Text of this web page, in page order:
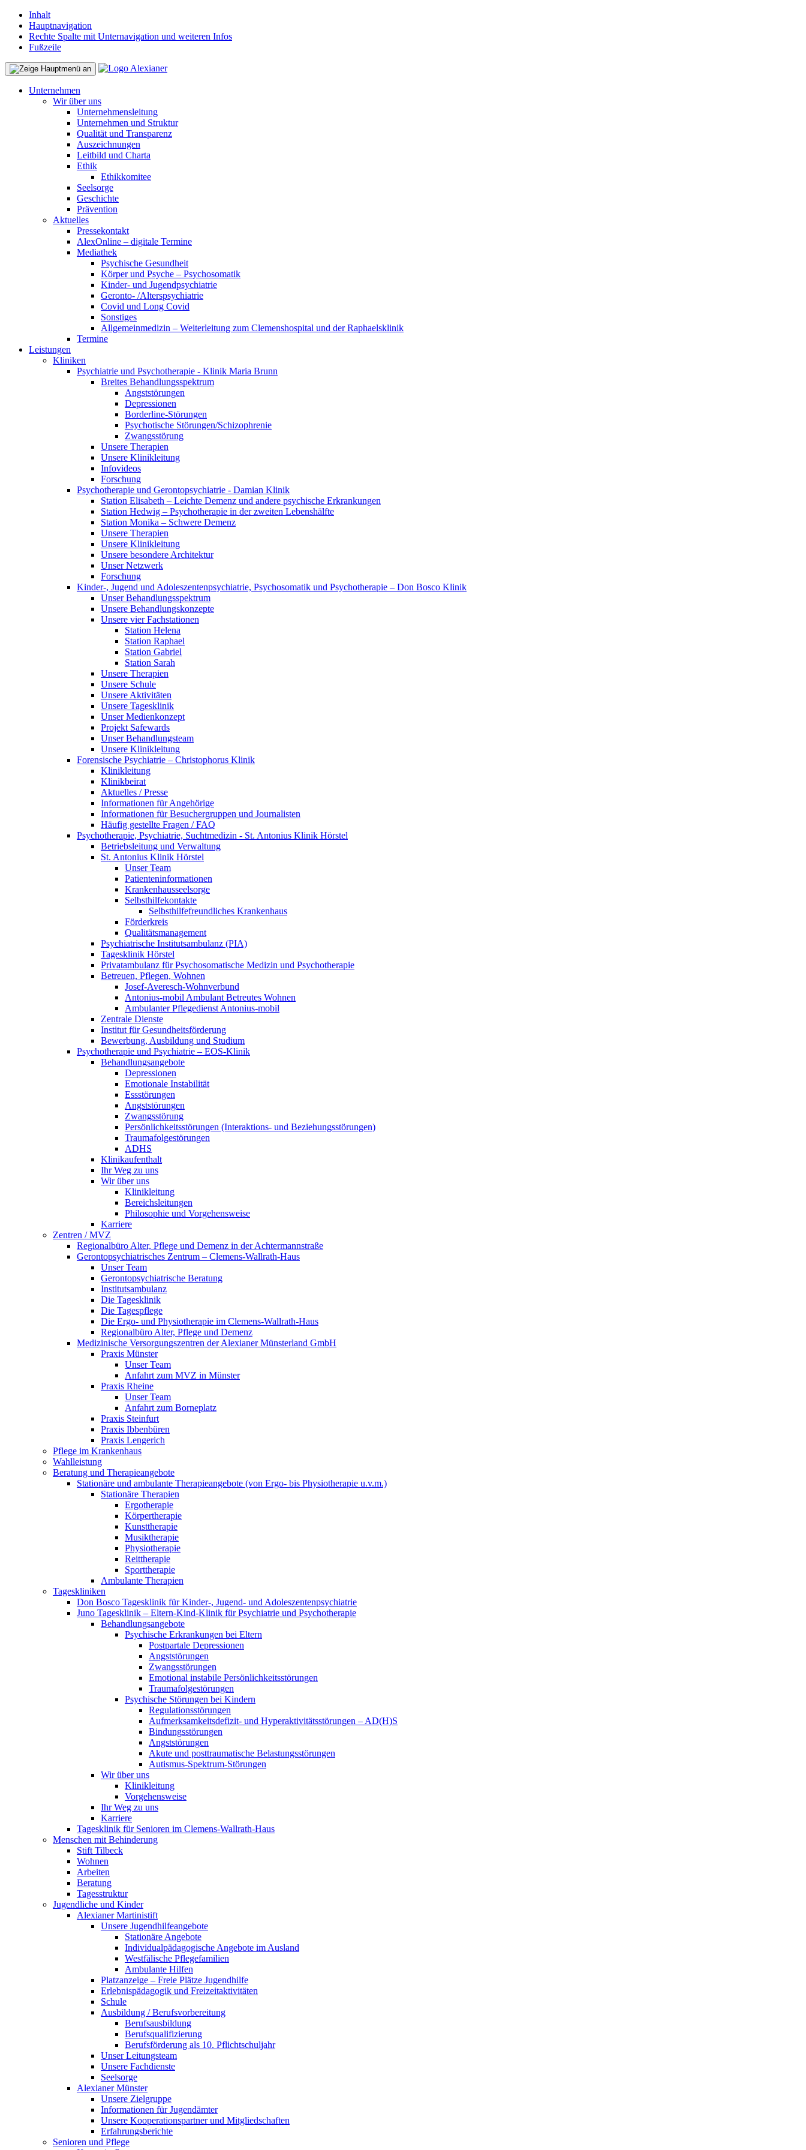
Inhalt
Hauptnavigation
Rechte Spalte mit Unternavigation und weiteren Infos
Fußzeile
Unternehmen
Wir über uns
Unternehmensleitung
Unternehmen und Struktur
Qualität und Transparenz
Auszeichnungen
Leitbild und Charta
Ethik
Ethikkomitee
Seelsorge
Geschichte
Prävention
Aktuelles
Pressekontakt
AlexOnline – digitale Termine
Mediathek
Psychische Gesundheit
Körper und Psyche – Psychosomatik
Kinder- und Jugendpsychiatrie
Geronto- /Alterspsychiatrie
Covid und Long Covid
Sonstiges
Allgemeinmedizin – Weiterleitung zum Clemenshospital und der Raphaelsklinik
Termine
Leistungen
Kliniken
Psychiatrie und Psychotherapie - Klinik Maria Brunn
Breites Behandlungsspektrum
Angststörungen
Depressionen
Borderline-Störungen
Psychotische Störungen/Schizophrenie
Zwangsstörung
Unsere Therapien
Unsere Klinikleitung
Infovideos
Forschung
Psychotherapie und Gerontopsychiatrie - Damian Klinik
Station Elisabeth – Leichte Demenz und andere psychische Erkrankungen
Station Hedwig – Psychotherapie in der zweiten Lebenshälfte
Station Monika – Schwere Demenz
Unsere Therapien
Unsere Klinikleitung
Unsere besondere Architektur
Unser Netzwerk
Forschung
Kinder-, Jugend und Adoleszentenpsychiatrie, Psychosomatik und Psychotherapie – Don Bosco Klinik
Unser Behandlungsspektrum
Unsere Behandlungskonzepte
Unsere vier Fachstationen
Station Helena
Station Raphael
Station Gabriel
Station Sarah
Unsere Therapien
Unsere Schule
Unsere Aktivitäten
Unsere Tagesklinik
Unser Medienkonzept
Projekt Safewards
Unser Behandlungsteam
Unsere Klinikleitung
Forensische Psychiatrie – Christophorus Klinik
Klinikleitung
Klinikbeirat
Aktuelles / Presse
Informationen für Angehörige
Informationen für Besuchergruppen und Journalisten
Häufig gestellte Fragen / FAQ
Psychotherapie, Psychiatrie, Suchtmedizin - St. Antonius Klinik Hörstel
Betriebsleitung und Verwaltung
St. Antonius Klinik Hörstel
Unser Team
Patienteninformationen
Krankenhausseelsorge
Selbsthilfekontakte
Selbsthilfefreundliches Krankenhaus
Förderkreis
Qualitätsmanagement
Psychiatrische Institutsambulanz (PIA)
Tagesklinik Hörstel
Privatambulanz für Psychosomatische Medizin und Psychotherapie
Betreuen, Pflegen, Wohnen
Josef-Averesch-Wohnverbund
Antonius-mobil Ambulant Betreutes Wohnen
Ambulanter Pflegedienst Antonius-mobil
Zentrale Dienste
Institut für Gesundheitsförderung
Bewerbung, Ausbildung und Studium
Psychotherapie und Psychiatrie – EOS-Klinik
Behandlungsangebote
Depressionen
Emotionale Instabilität
Essstörungen
Angststörungen
Zwangsstörung
Persönlichkeitsstörungen (Interaktions- und Beziehungsstörungen)
Traumafolgestörungen
ADHS
Klinikaufenthalt
Ihr Weg zu uns
Wir über uns
Klinikleitung
Bereichsleitungen
Philosophie und Vorgehensweise
Karriere
Zentren / MVZ
Regionalbüro Alter, Pflege und Demenz in der Achtermannstraße
Gerontopsychiatrisches Zentrum – Clemens-Wallrath-Haus
Unser Team
Gerontopsychiatrische Beratung
Institutsambulanz
Die Tagesklinik
Die Tagespflege
Die Ergo- und Physiotherapie im Clemens-Wallrath-Haus
Regionalbüro Alter, Pflege und Demenz
Medizinische Versorgungszentren der Alexianer Münsterland GmbH
Praxis Münster
Unser Team
Anfahrt zum MVZ in Münster
Praxis Rheine
Unser Team
Anfahrt zum Borneplatz
Praxis Steinfurt
Praxis Ibbenbüren
Praxis Lengerich
Pflege im Krankenhaus
Wahlleistung
Beratung und Therapieangebote
Stationäre und ambulante Therapieangebote (von Ergo- bis Physiotherapie u.v.m.)
Stationäre Therapien
Ergotherapie
Körpertherapie
Kunsttherapie
Musiktherapie
Physiotherapie
Reittherapie
Sporttherapie
Ambulante Therapien
Tageskliniken
Don Bosco Tagesklinik für Kinder-, Jugend- und Adoleszentenpsychiatrie
Juno Tagesklinik – Eltern-Kind-Klinik für Psychiatrie und Psychotherapie
Behandlungsangebote
Psychische Erkrankungen bei Eltern
Postpartale Depressionen
Angststörungen
Zwangsstörungen
Emotional instabile Persönlichkeitsstörungen
Traumafolgestörungen
Psychische Störungen bei Kindern
Regulationsstörungen
Aufmerksamkeitsdefizit- und Hyperaktivitätsstörungen – AD(H)S
Bindungsstörungen
Angststörungen
Akute und posttraumatische Belastungsstörungen
Autismus-Spektrum-Störungen
Wir über uns
Klinikleitung
Vorgehensweise
Ihr Weg zu uns
Karriere
Tagesklinik für Senioren im Clemens-Wallrath-Haus
Menschen mit Behinderung
Stift Tilbeck
Wohnen
Arbeiten
Beratung
Tagesstruktur
Jugendliche und Kinder
Alexianer Martinistift
Unsere Jugendhilfeangebote
Stationäre Angebote
Individualpädagogische Angebote im Ausland
Westfälische Pflegefamilien
Ambulante Hilfen
Platzanzeige – Freie Plätze Jugendhilfe
Erlebnispädagogik und Freizeitaktivitäten
Schule
Ausbildung / Berufsvorbereitung
Berufsausbildung
Berufsqualifizierung
Berufsförderung als 10. Pflichtschuljahr
Unser Leitungsteam
Unsere Fachdienste
Seelsorge
Alexianer Münster
Unsere Zielgruppe
Informationen für Jugendämter
Unsere Kooperationspartner und Mitgliedschaften
Erfahrungsberichte
Senioren und Pflege